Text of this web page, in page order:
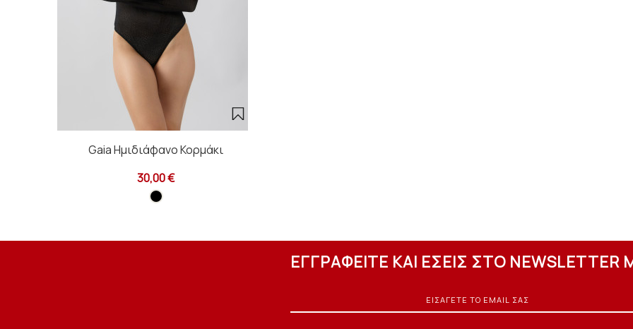
Gaia Ημιδιάφανο Κορμάκι
30,00 €
ΕΓΓΡΑΦΕΙΤΕ ΚΑΙ ΕΣΕΙΣ ΣΤΟ NEWSLETTER